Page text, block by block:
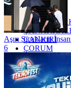
YALOVA
YOZGAT
ÇANKIRI
ÇORUM
İSTANBUL
İZMİR
ŞANLIURFA
ŞIRNAK
Aşırı Sıcakların
6